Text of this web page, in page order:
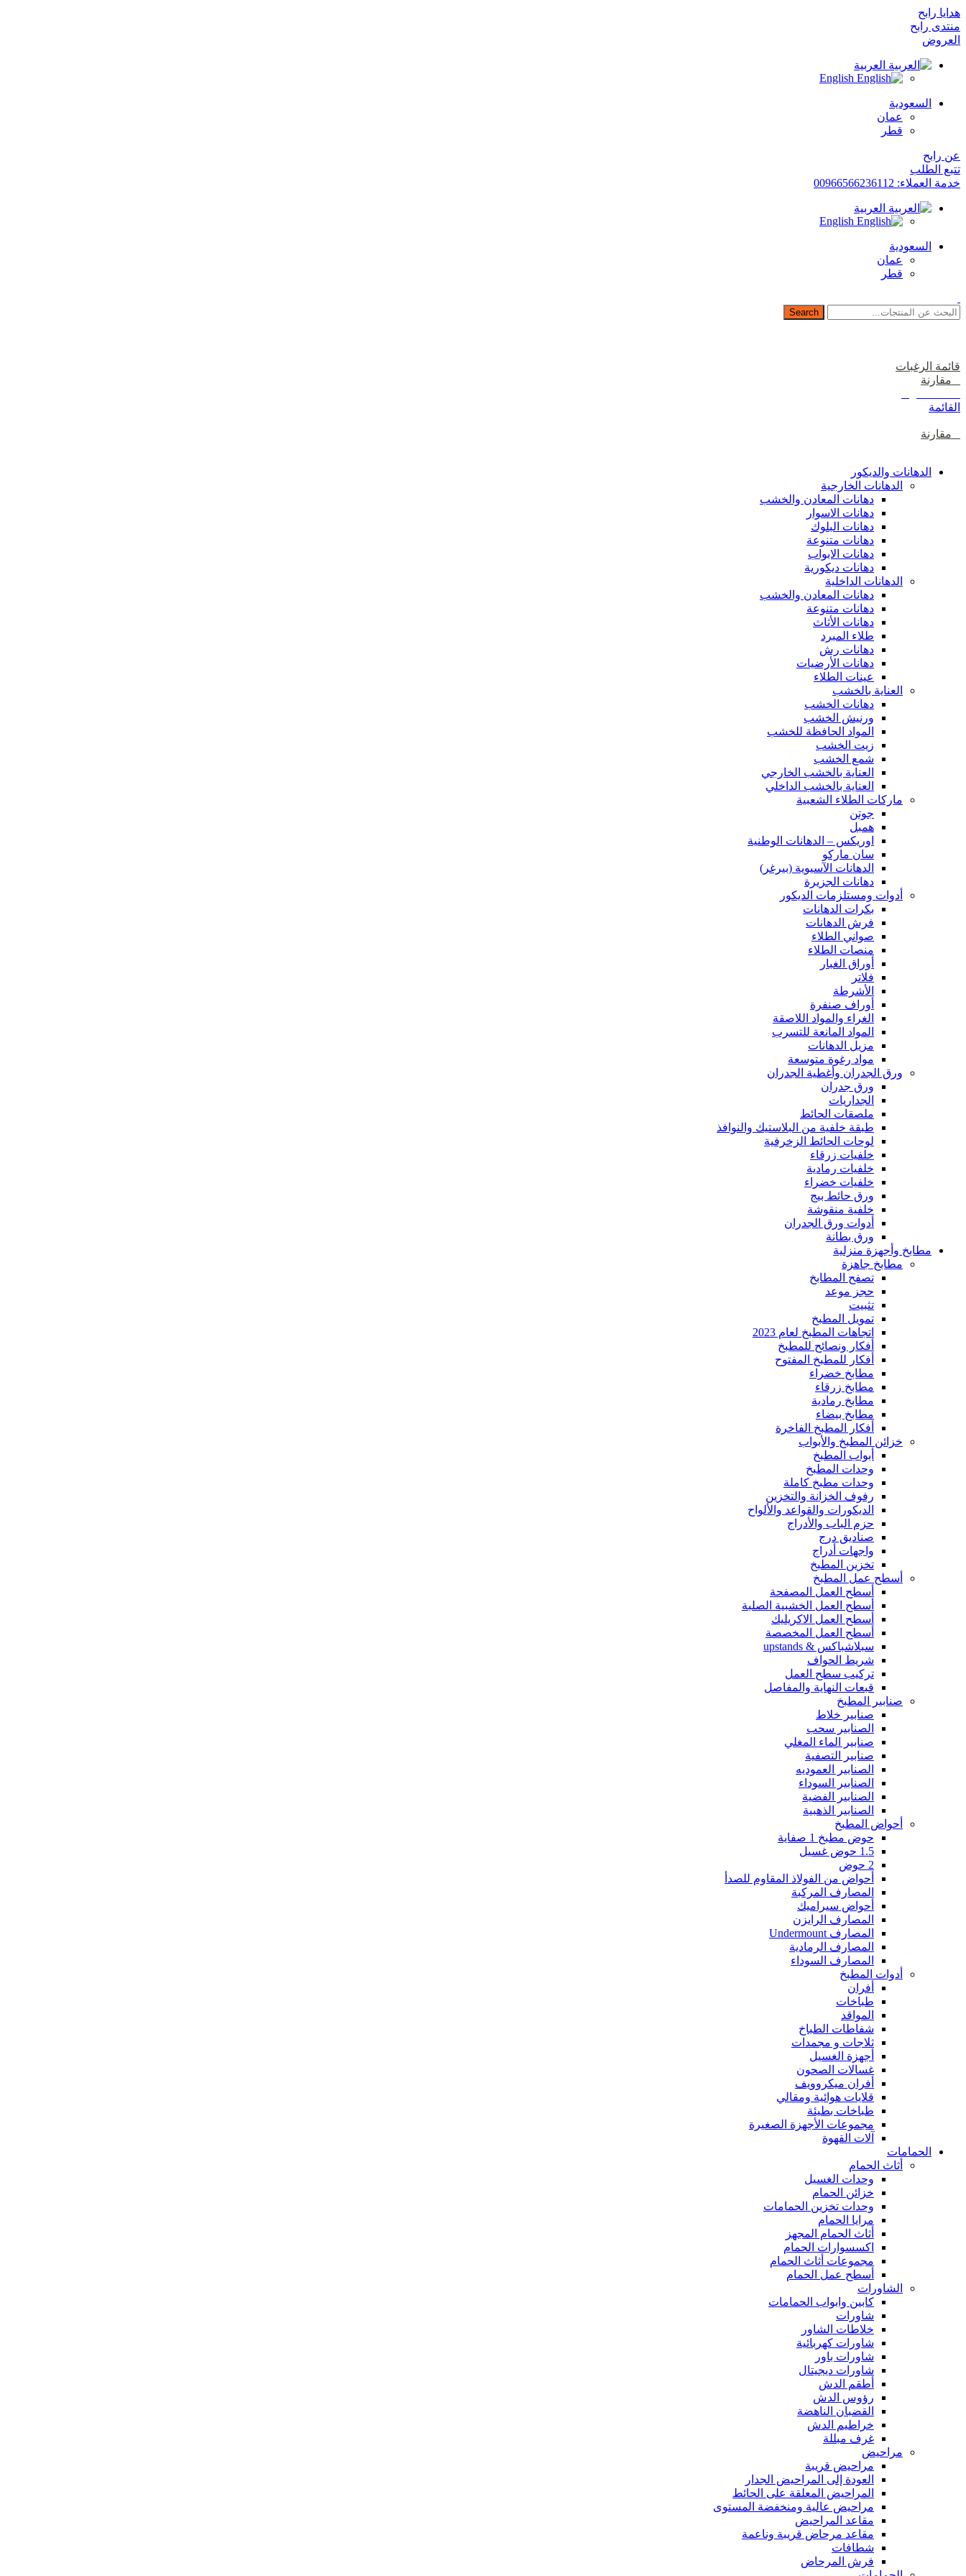
هدايا رابح
منتدى رابح
العروض
العربية
English
السعودية
عمان
قطر
عن رابح
تتبع الطلب
خدمة العملاء: 00966566236112
العربية
English
السعودية
عمان
قطر
Search
قائمة الرغبات
مقارنة
القائمة
مقارنة
الدهانات والديكور
الدهانات الخارجية
دهانات المعادن والخشب
دهانات الاسوار
دهانات البلوك
دهانات متنوعة
دهانات الابواب
دهانات ديكورية
الدهانات الداخلية
دهانات المعادن والخشب
دهانات متنوعة
دهانات الأثاث
طلاء المبرد
دهانات رش
دهانات الأرضيات
عينات الطلاء
العناية بالخشب
دهانات الخشب
ورنيش الخشب
المواد الحافظة للخشب
زيت الخشب
شمع الخشب
العناية بالخشب الخارجي
العناية بالخشب الداخلي
ماركات الطلاء الشعبية
جوتن
همبل
اوريكس – الدهانات الوطنية
سان ماركو
الدهانات الآسيوية (بيرغر)
دهانات الجزيرة
أدوات ومستلزمات الديكور
بكرات الدهانات
فرش الدهانات
صواني الطلاء
منصات الطلاء
أوراق الغبار
فلاتر
الأشرطة
أوراف صنفرة
الغراء والمواد اللاصقة
المواد المانعة للتسرب
مزيل الدهانات
مواد رغوة متوسعة
ورق الجدران وأغطية الجدران
ورق جدران
الجداريات
ملصقات الحائط
طبقة خلفية من البلاستيك والنوافذ
لوحات الحائط الزخرفية
خلفيات زرقاء
خلفيات رمادية
خلفيات خضراء
ورق حائط بيج
خلفية منقوشة
أدوات ورق الجدران
ورق بطانة
مطابخ وأجهزة منزلية
مطابخ جاهزة
تصفح المطابخ
حجز موعد
تثبيت
تمويل المطبخ
اتجاهات المطبخ لعام 2023
أفكار ونصائح للمطبخ
أفكار للمطبخ المفتوح
مطابخ خضراء
مطابخ زرقاء
مطابخ رمادية
مطابخ بيضاء
أفكار المطبخ الفاخرة
خزائن المطبخ والأبواب
أبواب المطبخ
وحدات المطبخ
وحدات مطبخ كاملة
رفوف الخزانة والتخزين
الديكورات والقواعد والألواح
حزم الباب والأدراج
صناديق درج
واجهات أدراج
تخزين المطبخ
أسطح عمل المطبخ
أسطح العمل المصفحة
أسطح العمل الخشبية الصلبة
أسطح العمل الاكريليك
أسطح العمل المخصصة
سبلاشباكس & upstands
شريط الحواف
تركيب سطح العمل
قبعات النهاية والمفاصل
صنابير المطبخ
صنابير خلاط
الصنابير سحب
صنابير الماء المغلي
صنابير التصفية
الصنابير العموديه
الصنابير السوداء
الصنابير الفضية
الصنابير الذهبية
أحواض المطبخ
حوض مطبخ 1 صفاية
1.5 حوض غسيل
2 حوض
أحواض من الفولاذ المقاوم للصدأ
المصارف المركبة
أحواض سيراميك
المصارف الرايزن
المصارف Undermount
المصارف الرمادية
المصارف السوداء
أدوات المطبخ
أفران
طباخات
المواقد
شفاطات الطباخ
ثلاجات و مجمدات
أجهزة الغسيل
غسالات الصحون
أفران ميكروويف
قلايات هوائية ومقالي
طباخات بطيئة
مجموعات الأجهزة الصغيرة
آلات القهوة
الحمامات
أثاث الحمام
وحدات الغسيل
خزائن الحمام
وحدات تخزين الحمامات
مرايا الحمام
أثاث الحمام المجهز
اكسسوارات الحمام
مجموعات أثاث الحمام
أسطح عمل الحمام
الشاورات
كابين وابواب الحمامات
شاورات
خلاطات الشاور
شاورات كهربائية
شاورات باور
شاورات ديجيتال
أطقم الدش
رؤوس الدش
القضبان الناهضة
خراطيم الدش
غرف مبللة
مراحيض
مراحيض قريبة
العودة إلى المراحيض الجدار
المراحيض المعلقة على الحائط
مراحيض عالية ومنخفضة المستوى
مقاعد المراحيض
مقاعد مرحاض قريبة وناعمة
شطافات
فرش المرحاض